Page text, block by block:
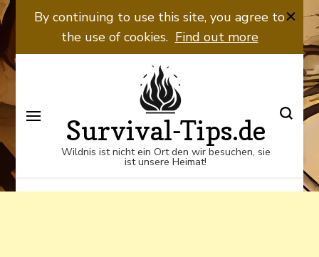
Wildnis ist nicht ein Ort den wir
besuchen, sie ist unsere Heimat!
By continuing to use this site, you agree to
the use of cookies. Find out more
Survival-Tips.de
Wildnis ist nicht ein Ort den wir besuchen, sie
ist unsere Heimat!